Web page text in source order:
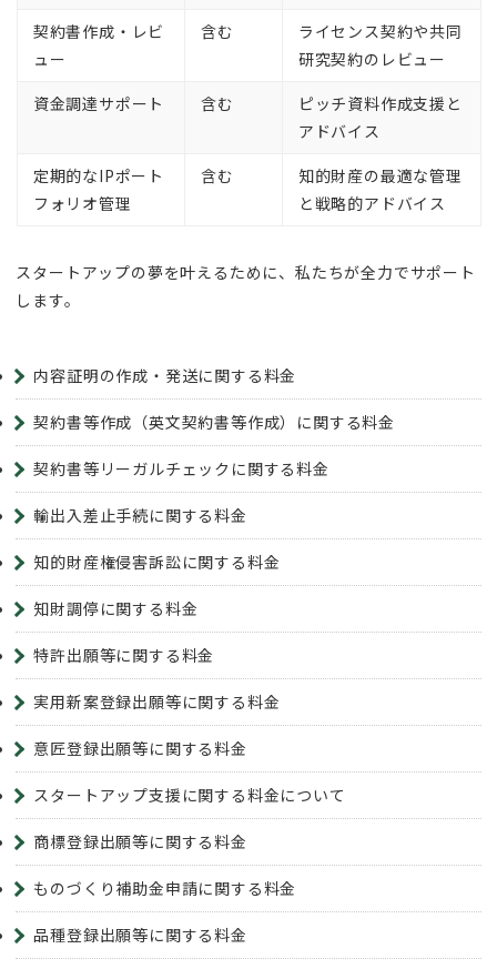
契約書作成・レビ
ュー
含む
ライセンス契約や共同
研究契約のレビュー
資金調達サポート
含む
ピッチ資料作成支援と
アドバイス
定期的なIPポート
フォリオ管理
含む
知的財産の最適な管理
と戦略的アドバイス
スタートアップの夢を叶えるために、私たちが全力でサポート
します。
内容証明の作成・発送に関する料金
契約書等作成（英文契約書等作成）に関する料金
契約書等リーガルチェックに関する料金
輸出入差止手続に関する料金
知的財産権侵害訴訟に関する料金
知財調停に関する料金
特許出願等に関する料金
実用新案登録出願等に関する料金
意匠登録出願等に関する料金
スタートアップ支援に関する料金について
商標登録出願等に関する料金
ものづくり補助金申請に関する料金
品種登録出願等に関する料金